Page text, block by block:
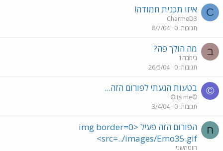
C איזו תכנית חמודה!
CharmeD3
תגובות 0
8/7/04
ב מה הולך פה?
בימבה1
תגובות 0
26/5/04
© בטעות הגעתי לפורום הזה...
©its me©
תגובות 0
3/4/04
ח
הפורום הזה פעיל <img border=0
src=../images/Emo35.gif>
חוטהשני